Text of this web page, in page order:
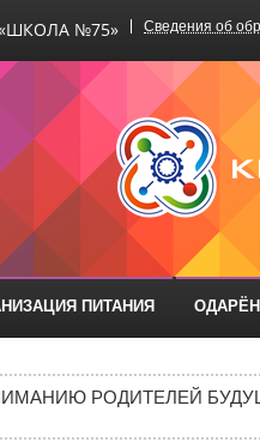
№75» Сведения об
сайт
ПИТАНИЯ
ЭПИДЕМИЯ
РОДИТЕЛЕЙ
ПРИЕМА